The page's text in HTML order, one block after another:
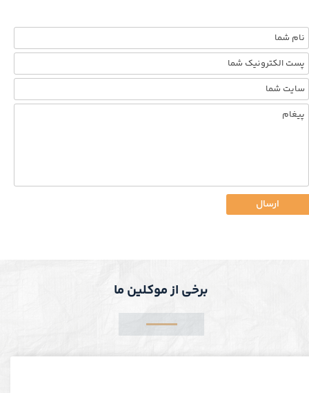
ارسال
برخی از موکلین ما